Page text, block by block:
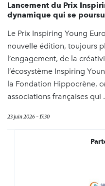
Lancement du Prix
dynamique qui se
Le Prix Inspiring Young
nouvelle édition, toujours
l’engagement, de la
l’écosystème Inspiring
la Fondation Hippocrène,
associations françaises qui
23 juin 2026 - 17:30